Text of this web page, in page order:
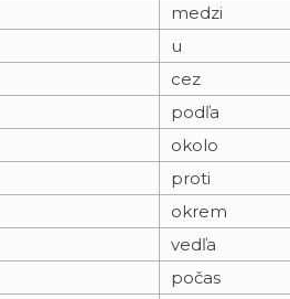
medzi
u
cez
podľa
okolo
proti
okrem
vedľa
počas